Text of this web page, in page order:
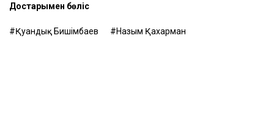
Достарыңмен бөліс
Қуандық Бишімбаев Назым Қахарман